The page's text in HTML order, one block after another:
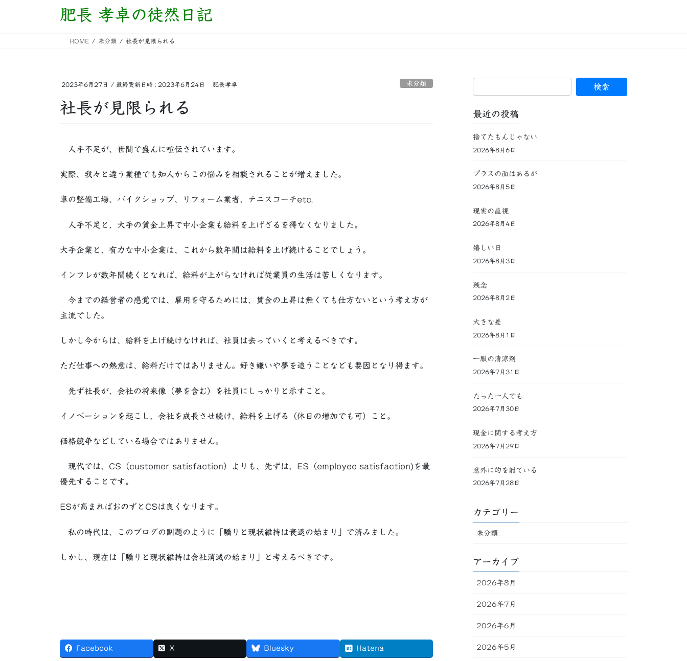
肥長 孝卓の徒然日記
HOME 未分類 社長が見限られる
2023年6月27日 / 最終更新日時 : 2023年6月24日 肥長孝卓 未分類
社長が見限られる
人手不足が、世間で盛んに喧伝されています。
実際、我々と違う業種でも知人からこの悩みを相談されることが増えました。
車の整備工場、バイクショップ、リフォーム業者、テニスコーチetc.
人手不足と、大手の賃金上昇で中小企業も給料を上げざるを得なくなりました。
大手企業と、有力な中小企業は、これから数年間は給料を上げ続けることでしょう。
インフレが数年間続くとなれば、給料が上がらなければ従業員の生活は苦しくなります。
今までの経営者の感覚では、雇用を守るためには、賃金の上昇は無くても仕方ないという考え方が
主流でした。
しかし今からは、給料を上げ続けなければ、社員は去っていくと考えるべきです。
ただ仕事への熱意は、給料だけではありません。好き嫌いや夢を追うことなども要因となり得ます。
先ず社長が、会社の将来像（夢を含む）を社員にしっかりと示すこと。
イノベーションを起こし、会社を成長させ続け、給料を上げる（休日の増加でも可）こと。
価格競争などしている場合ではありません。
現代では、CS（customer satisfaction）よりも、先ずは、ES（employee satisfaction)を最
優先することです。
ESが高まればおのずとCSは良くなります。
私の時代は、このブログの副題のように「驕りと現状維持は衰退の始まり」で済みました。
しかし、現在は「驕りと現状維持は会社消滅の始まり」と考えるべきです。
Facebook X Bluesky Hatena
最近の投稿
捨てたもんじゃない
2026年8月6日
プラスの面はあるが
2026年8月5日
現実の直視
2026年8月4日
嬉しい日
2026年8月3日
残念
2026年8月2日
大きな差
2026年8月1日
一服の清涼剤
2026年7月31日
たった一人でも
2026年7月30日
現金に関する考え方
2026年7月29日
意外に的を射ている
2026年7月28日
カテゴリー
未分類
アーカイブ
2026年8月
2026年7月
2026年6月
2026年5月